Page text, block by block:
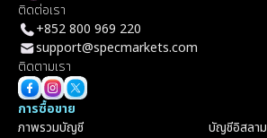
ติดต่อเรา
+852 800 969 220
support@specmarkets.com
ติดตามเรา
การซื้อขาย
ภาพรวมบัญชี
บัญชีอิสลาม